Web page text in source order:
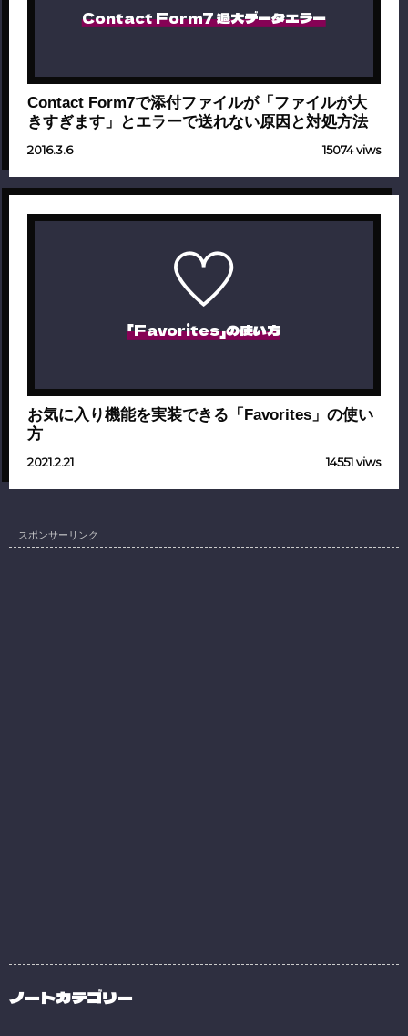
Contact Form7 過大データエラー
Contact Form7で添付ファイルが「ファイルが大
きすぎます」とエラーで送れない原因と対処方法
2016.3.6 15074 viws
「Favorites」の使い方
お気に入り機能を実装できる「Favorites」の使い
方
2021.2.21 14551 viws
ノートカテゴリー